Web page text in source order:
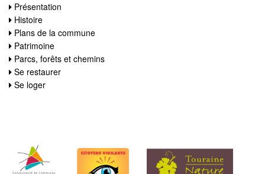
Présentation
Histoire
Plans de la commune
Patrimoine
Parcs, forêts et chemins
Se restaurer
Se loger